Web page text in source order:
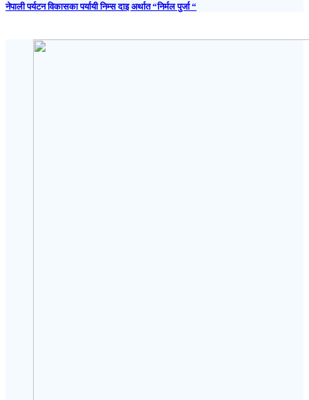
नेपाली पर्यटन विकासका पर्यायी निम्स दाइ अर्थात “निर्मल पुर्जा “